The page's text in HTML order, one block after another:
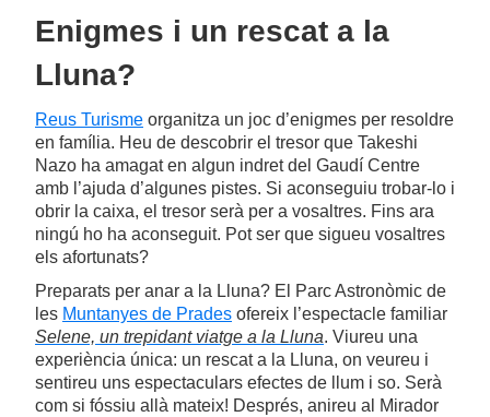
Enigmes i un rescat a la
Lluna?
Reus Turisme organitza un joc d’enigmes per resoldre
en família. Heu de descobrir el tresor que Takeshi
Nazo ha amagat en algun indret del Gaudí Centre
amb l’ajuda d’algunes pistes. Si aconseguiu trobar-lo i
obrir la caixa, el tresor serà per a vosaltres. Fins ara
ningú ho ha aconseguit. Pot ser que sigueu vosaltres
els afortunats?
Preparats per anar a la Lluna? El Parc Astronòmic de
les Muntanyes de Prades ofereix l’espectacle familiar
Selene, un trepidant viatge a la Lluna. Viureu una
experiència única: un rescat a la Lluna, on veureu i
sentireu uns espectaculars efectes de llum i so. Serà
com si fóssiu allà mateix! Després, anireu al Mirador